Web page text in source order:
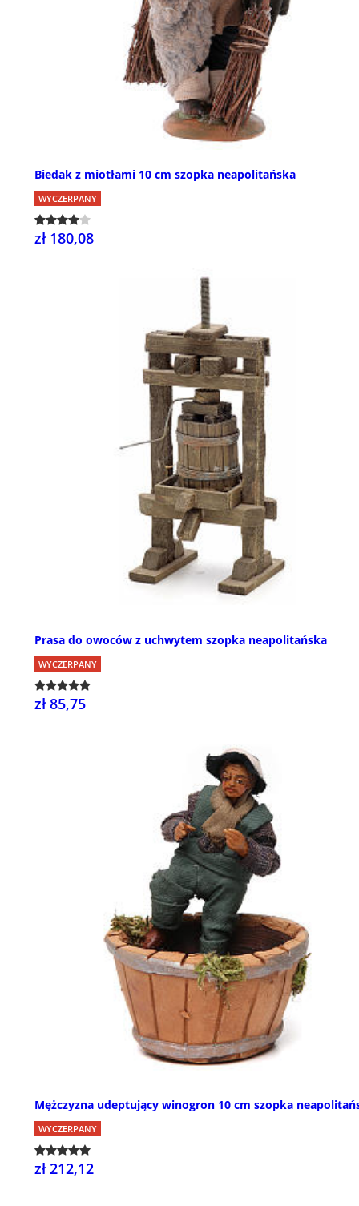
Biedak z miotłami 10 cm szopka neapolitańska
WYCZERPANY
zł 180,08
Prasa do owoców z uchwytem szopka neapolitańska
WYCZERPANY
zł 85,75
Mężczyzna udeptujący winogron 10 cm szopka
WYCZERPANY
zł 212,12